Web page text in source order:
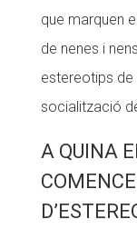
que marquen
de nenes i
estereotips de
socialització
A QUINA